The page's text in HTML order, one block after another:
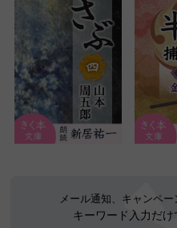
メール通知、キャンペー
キーワード入力だ